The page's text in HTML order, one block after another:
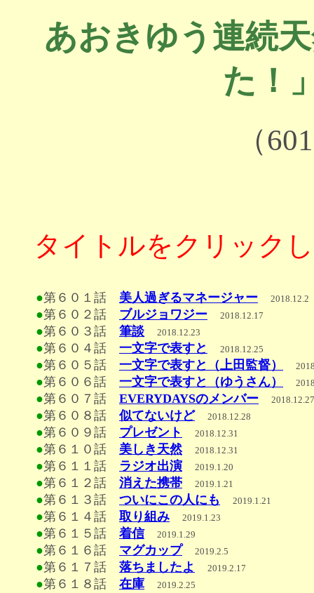
あおきゆう連続
た！
（
タイトルをクリック
●第６０１話 美人過ぎるマネージャー 2018.12.2
●第６０２話 ブルジョワジー 2018.12.17
●第６０３話 筆談 2018.12.23
●第６０４話 一文字で表すと 2018.12.25
●第６０５話 一文字で表すと（上田監督）
●第６０６話 一文字で表すと（ゆうさん）
●第６０７話 EVERYDAYSのメンバー 2018.12.27
●第６０８話 似てないけど 2018.12.28
●第６０９話 プレゼント 2018.12.31
●第６１０話 美しき天然 2018.12.31
●第６１１話 ラジオ出演 2019.1.20
●第６１２話 消えた携帯 2019.1.21
●第６１３話 ついにこの人にも 2019.1.21
●第６１４話 取り組み 2019.1.23
●第６１５話 着信 2019.1.29
●第６１６話 マグカップ 2019.2.5
●第６１７話 落ちましたよ 2019.2.17
●第６１８話 在庫 2019.2.25